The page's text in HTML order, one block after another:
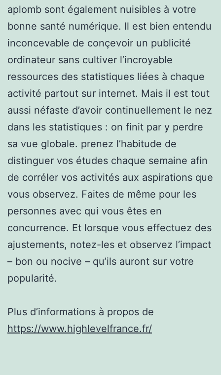
aplomb sont également nuisibles à votre
bonne santé numérique. Il est bien entendu
inconcevable de conçevoir un publicité
ordinateur sans cultiver l’incroyable
ressources des statistiques liées à chaque
activité partout sur internet. Mais il est tout
aussi néfaste d’avoir continuellement le nez
dans les statistiques : on finit par y perdre
sa vue globale. prenez l’habitude de
distinguer vos études chaque semaine afin
de corréler vos activités aux aspirations que
vous observez. Faites de même pour les
personnes avec qui vous êtes en
concurrence. Et lorsque vous effectuez des
ajustements, notez-les et observez l’impact
– bon ou nocive – qu’ils auront sur votre
popularité.
Plus d’informations à propos de
https://www.highlevelfrance.fr/